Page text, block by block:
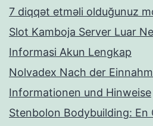
7 diqqət etməli olduğunuz
Slot Kamboja Server Luar
Informasi Akun Lengkap
Nolvadex Nach der
Informationen und Hinweise
Stenbolon Bodybuilding: En